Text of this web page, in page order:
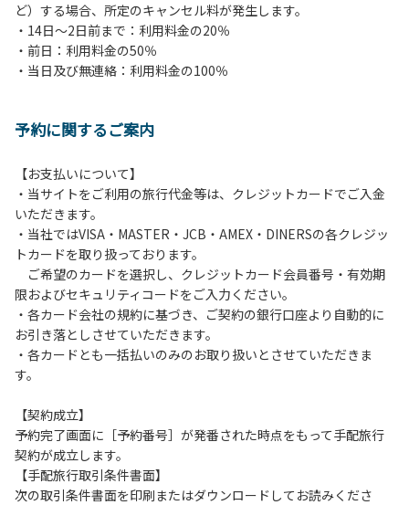
ど）する場合、所定のキャンセル料が発生します。
・14日～2日前まで：利用料金の20％
・前日：利用料金の50％
・当日及び無連絡：利用料金の100％
予約に関するご案内
【お支払いについて】
・当サイトをご利用の旅行代金等は、クレジットカードでご入金
いただきます。
・当社ではVISA・MASTER・JCB・AMEX・DINERSの各クレジッ
トカードを取り扱っております。
ご希望のカードを選択し、クレジットカード会員番号・有効期
限およびセキュリティコードをご入力ください。
・各カード会社の規約に基づき、ご契約の銀行口座より自動的に
お引き落としさせていただきます。
・各カードとも一括払いのみのお取り扱いとさせていただきま
す。
【契約成立】
予約完了画面に［予約番号］が発番された時点をもって手配旅行
契約が成立します。
【手配旅行取引条件書面】
次の取引条件書面を印刷またはダウンロードしてお読みくださ